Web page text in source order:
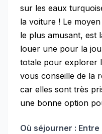
sur les eaux
la voiture ! Le
le plus amusant, est
louer une pour la
totale pour explorer
vous conseille de la
car elles sont très
une bonne option
Où séjourner :